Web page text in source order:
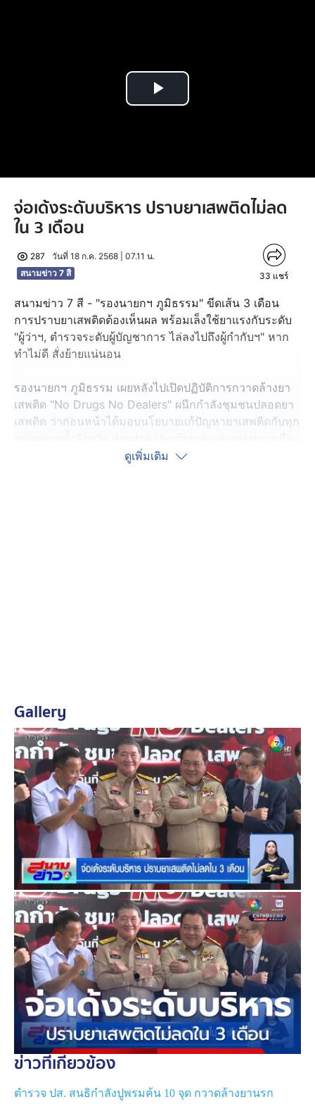
Play
จ่อเด้งระดับบริหาร ปราบยาเสพติดไม่ลด
ใน 3 เดือน
287
วันที่ 18 ก.ค. 2568 | 07.11 น.
สนามข่าว 7 สี
33 แชร์
สนามข่าว 7 สี - "รองนายกฯ ภูมิธรรม" ขีดเส้น 3 เดือน
การปราบยาเสพติดต้องเห็นผล พร้อมเล็งใช้ยาแรงกับระดับ
"ผู้ว่าฯ, ตำรวจระดับผู้บัญชาการ ไล่ลงไปถึงผู้กำกับฯ" หาก
ทำไม่ดี สั่งย้ายแน่นอน
รองนายกฯ ภูมิธรรม เผยหลังไปเปิดปฏิบัติการกวาดล้างยา
เสพติด "No Drugs No Dealers" ผนึกกำลังชุมชนปลอดยา
เสพติด ว่าก่อนหน้าได้มอบนโยบายแก้ปัญหายาเสพติดกับทุก
ดูเพิ่มเติม
Gallery
ข่าวที่เกี่ยวข้อง
ตำรวจ ปส. สนธิกำลังปูพรมค้น 10 จุด กวาดล้างยานรก